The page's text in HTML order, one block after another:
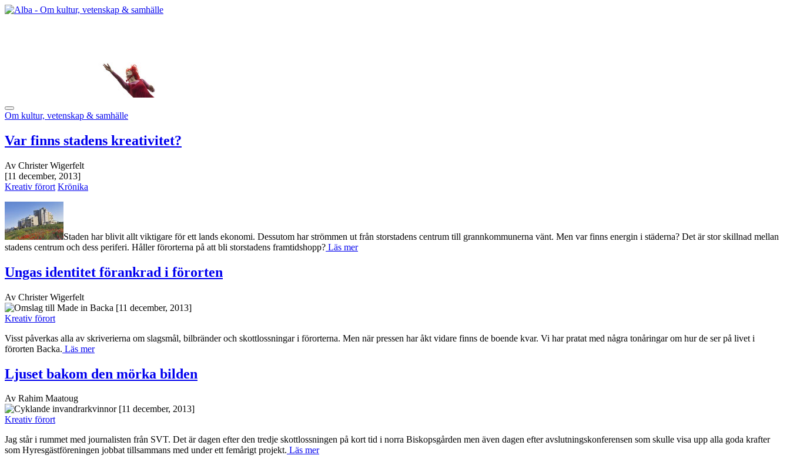
Om kultur, vetenskap & samhälle
Var finns stadens kreativitet?
Av Christer Wigerfelt
[11 december, 2013]
Kreativ förort Krönika
Staden har blivit allt viktigare för ett lands ekonomi. Dessutom har strömmen ut från storstadens centrum till grannkommunerna vänt. Men var finns energin i städerna? Det är stor skillnad mellan
stadens centrum och dess periferi. Håller förorterna på att bli storstadens framtidshopp? Läs mer
Ungas identitet förankrad i förorten
Av Christer Wigerfelt
[11 december, 2013]
Kreativ förort
Visst påverkas alla av skriverierna om slagsmål, bilbränder och skottlossningar i förorterna. Men när pressen har åkt vidare finns de boende kvar. Vi har pratat med några tonåringar om hur de ser på livet i
förorten Backa. Läs mer
Ljuset bakom den mörka bilden
Av Rahim Maatoug
[11 december, 2013]
Kreativ förort
Jag står i rummet med journalisten från SVT. Det är dagen efter den tredje skottlossningen på kort tid i norra Biskopsgården men även dagen efter avslutningskonferensen som skulle visa upp alla goda krafter
som Hyresgästföreningen jobbat tillsammans med under ett femårigt projekt. Läs mer